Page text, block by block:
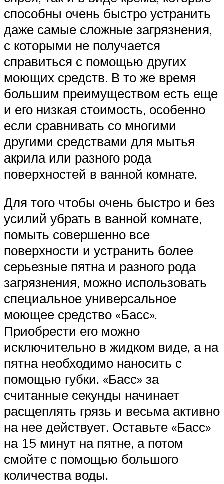
способны очень быстро устранить
даже самые сложные загрязнения,
с которыми не получается
справиться с помощью других
моющих средств. В то же время
большим преимуществом есть еще
и его низкая стоимость, особенно
если сравнивать со многими
другими средствами для мытья
акрила или разного рода
поверхностей в ванной комнате.
Для того чтобы очень быстро и без
усилий убрать в ванной комнате,
помыть совершенно все
поверхности и устранить более
серьезные пятна и разного рода
загрязнения, можно использовать
специальное универсальное
моющее средство «Басс».
Приобрести его можно
исключительно в жидком виде, а на
пятна необходимо наносить с
помощью губки. «Басс» за
считанные секунды начинает
расщеплять грязь и весьма активно
на нее действует. Оставьте «Басс»
на 15 минут на пятне, а потом
смойте с помощью большого
количества воды.